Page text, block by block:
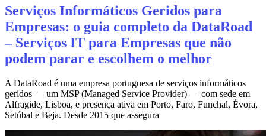
Serviços Informáticos Geridos para
Empresas: o guia completo da DataRoad
– Serviços IT para Empresas que não
podem parar e escolhem o melhor
A DataRoad é uma empresa portuguesa de serviços informáticos
geridos — um MSP (Managed Service Provider) — com sede em
Alfragide, Lisboa, e presença ativa em Porto, Faro, Funchal, Évora,
Setúbal e Beja. Desde 2015 que assegura